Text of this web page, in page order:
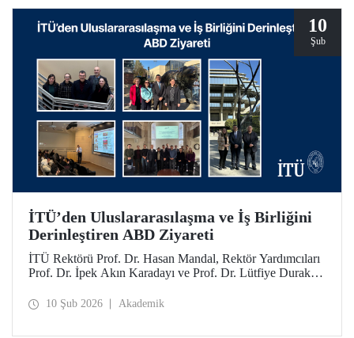
10
Şub
İTÜ’den Uluslararasılaşma ve İş Birliğini
Derinleştiren ABD Ziyareti
İTÜ Rektörü Prof. Dr. Hasan Mandal, Rektör Yardımcıları
Prof. Dr. İpek Akın Karadayı ve Prof. Dr. Lütfiye Durak
ve mezunlarıyla bir araya gelmek için 24-30 Ocak 2026
10 Şub 2026 Akademik